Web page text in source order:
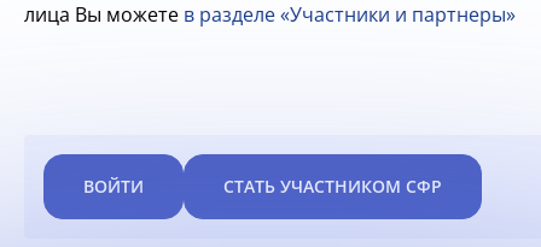
лица Вы можете в разделе «Участники и партнеры»
ВОЙТИ СТАТЬ УЧАСТНИКОМ СФР